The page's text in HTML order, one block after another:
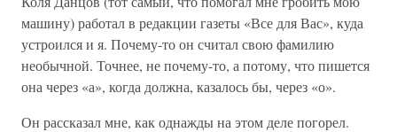
машину) работал в редакции газеты «Все для Вас», куда
устроился и я. Почему-то он считал свою фамилию
необычной. Точнее, не почему-то, а потому, что пишется
она через «а», когда должна, казалось бы, через «о».
Он рассказал мне, как однажды на этом деле погорел.